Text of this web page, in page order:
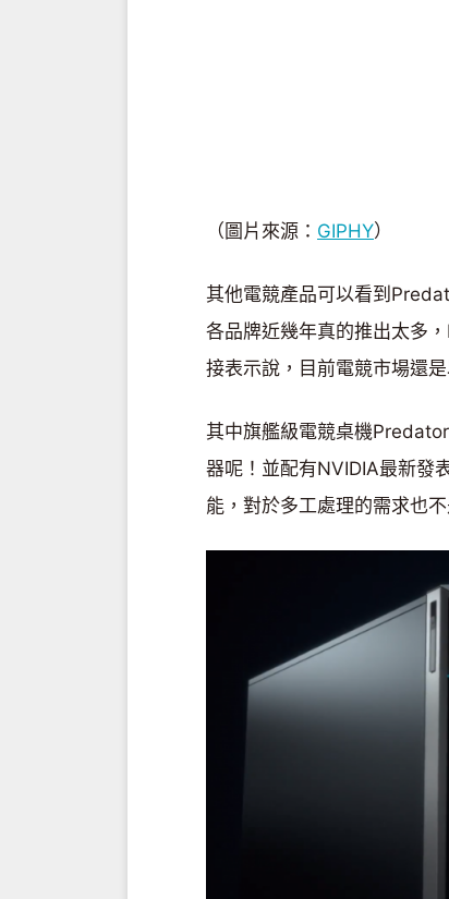
（圖片來源： GIPHY）
其他電競產品可以看到
各品牌近幾年真的推出太多
接表示說，目前電競市場還是
其中旗艦級電競桌機
器呢！並配有NVIDIA最新發
能，對於多工處理的需求也